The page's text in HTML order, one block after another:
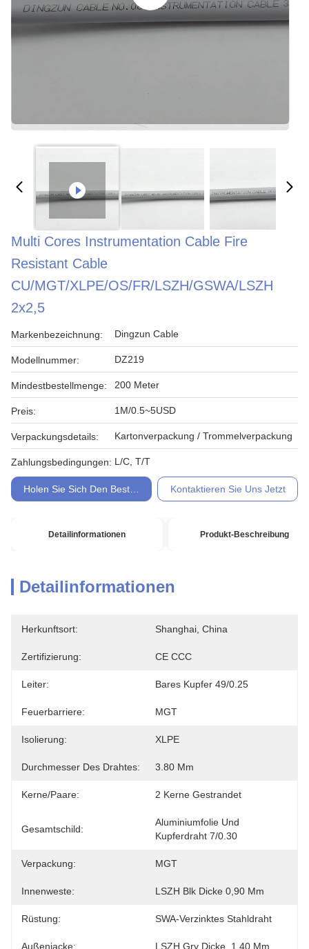
Multi Cores Instrumentation Cable Fire
Resistant Cable
CU/MGT/XLPE/OS/FR/LSZH/GSWA/LSZH
2x2,5
Markenbezeichnung: Dingzun Cable
Modellnummer: DZ219
Mindestbestellmenge: 200 Meter
Preis: 1M/0.5~5USD
Verpackungsdetails: Kartonverpackung / Trommelverpackung
Zahlungsbedingungen: L/C, T/T
Holen Sie Sich Den Besten Preis Kontaktieren Sie Uns Jetzt
Detailinformationen Produkt-Beschreibung
Detailinformationen
Herkunftsort: Shanghai, China
Zertifizierung: CE CCC
Leiter: Bares Kupfer 49/0.25
Feuerbarriere: MGT
Isolierung: XLPE
Durchmesser Des Drahtes: 3.80 Mm
Kerne/Paare: 2 Kerne Gestrandet
Gesamtschild:
Aluminiumfolie Und
Kupferdraht 7/0.30
Verpackung: MGT
Innenweste: LSZH Blk Dicke 0,90 Mm
Rüstung: SWA-Verzinktes Stahldraht
Außenjacke: LSZH Gry Dicke. 1,40 Mm